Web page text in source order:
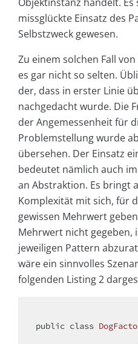
missglückte Einsatz des
Selbstzweck gewesen.
Zu einem solchen Fall
es gar nicht so selten.
der, dass in erster Linie
nachgedacht wurde. Die
der Angemessenheit für
Problemstellung wurde
übersehen. Der Einsatz
bedeutet nämlich auch
an Abstraktion. Es bringt
Komplexität mit sich, für
gewissen Mehrwert
Mehrwert nicht gegeben,
jeweiligen Pattern
wäre ein sinnvolles
folgenden Listing 2
public class